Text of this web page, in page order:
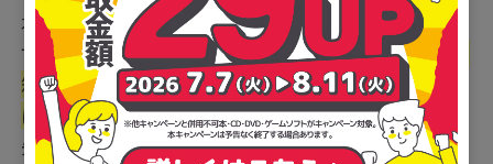
本の買取の際に必要となるダンボールは、1枚200円
で販売されています。段ボールは有料ですが、1度に19
箱までの集荷が可能なので、大量に商品を売りたい方
にはおすすめです。持ち込み発送も可能で、持ち込み
先も増えて大変便利になりました。